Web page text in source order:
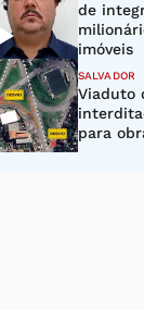
de
imóveis
SALVADOR
Viaduto
para